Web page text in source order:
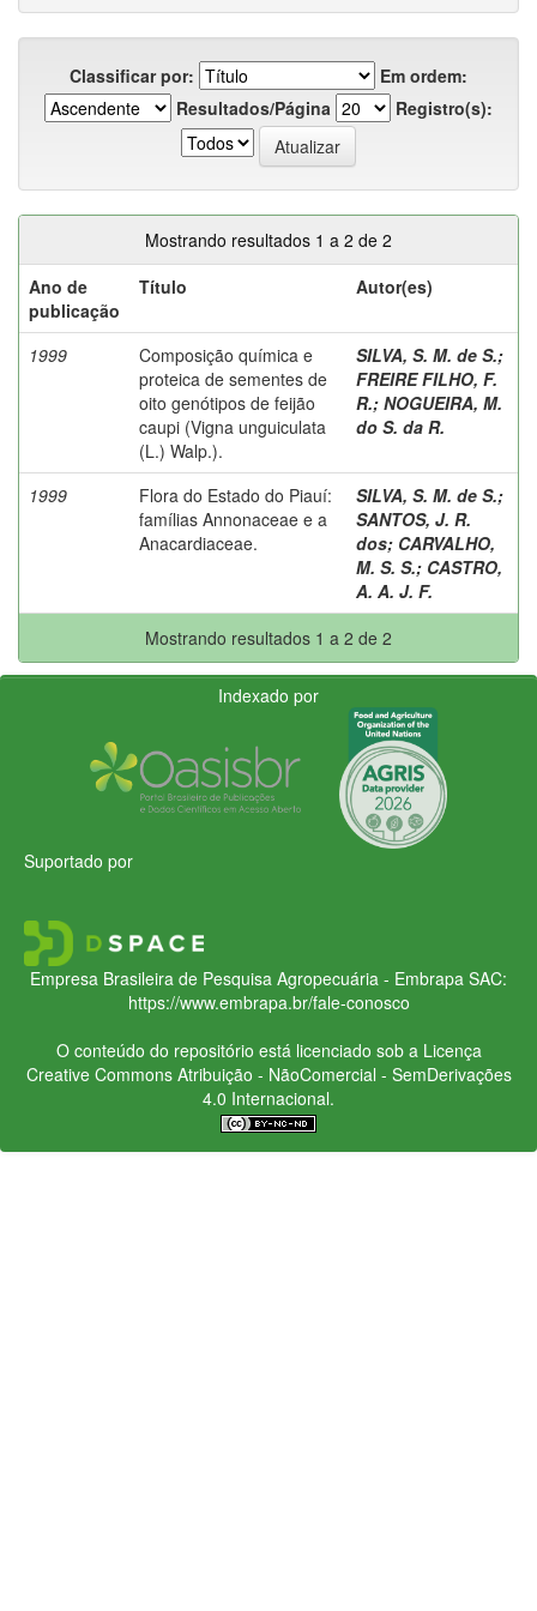
Classificar por:
Em ordem:
Resultados/Página
Registro(s):
Mostrando resultados 1 a 2 de 2
Ano de
publicação
Título Autor(es)
1999
Composição química e
proteica de sementes de
oito genótipos de feijão
caupi (Vigna unguiculata
(L.) Walp.).
SILVA, S. M. de S.;
FREIRE FILHO, F.
R.; NOGUEIRA, M.
do S. da R.
1999
Flora do Estado do Piauí:
famílias Annonaceae e a
Anacardiaceae.
SILVA, S. M. de S.;
SANTOS, J. R.
dos; CARVALHO,
M. S. S.; CASTRO,
A. A. J. F.
Mostrando resultados 1 a 2 de 2
Indexado por
Suportado por
Empresa Brasileira de Pesquisa Agropecuária - Embrapa SAC:
https://www.embrapa.br/fale-conosco
O conteúdo do repositório está licenciado sob a Licença
Creative CommonsAtribuição - NãoComercial - SemDerivações
4.0 Internacional.